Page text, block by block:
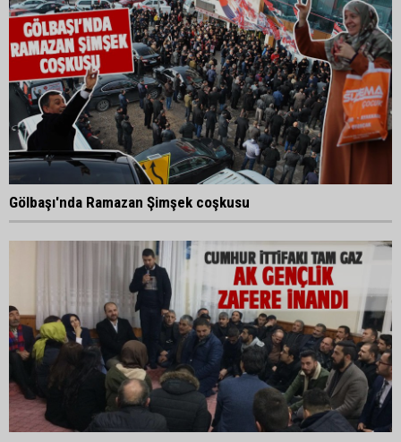
Gölbaşı'nda Ramazan Şimşek coşkusu